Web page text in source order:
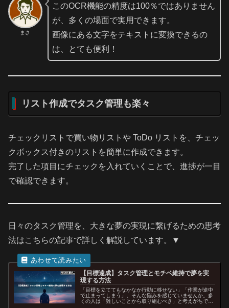
まさ
このOCR機能の精度は100％ではありません
が、多くの場面で実用できます。
画像にある文字をテキストに変換できるの
は、とても便利！
リスト作成でタスク管理も楽々
チェックリストで買い物リストや ToDo リストを、チェッ
クボックス付きのリストを簡単に作成できます。
完了した項目にチェックを入れていくことで、進捗が一目
で確認できます。
日々のタスク管理を、大きな夢の実現に繋げるための思考
法はこちらの記事で詳しく解説しています。▼
【目標達成】タスク管理とモチベ維持で夢を実
現する方法
「目標を立ててもなかなか行動に移せない」「作業が途中
で止まってしまう」。そんな悩みを感じていませんか。多
くの人は「難しいことから取り組むべき」と考えがちです